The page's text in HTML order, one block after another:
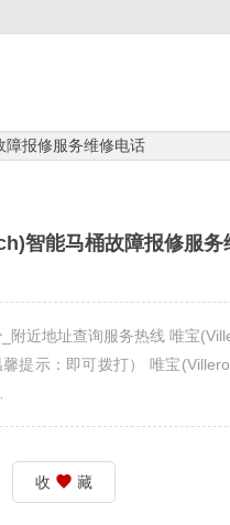
障报修服务维修电话
智能马桶故障报修服务
近地址查询服务热线 唯宝
提示：即可拨打） 唯宝
收 藏